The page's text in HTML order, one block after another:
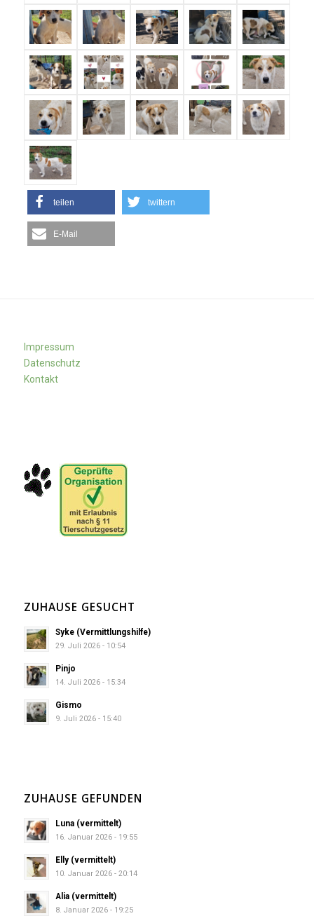
teilen twittern
E-Mail
Impressum
Datenschutz
Kontakt
ZUHAUSE GESUCHT
Syke (Vermittlungshilfe)
29. Juli 2026 - 10:54
Pinjo
14. Juli 2026 - 15:34
Gismo
9. Juli 2026 - 15:40
ZUHAUSE GEFUNDEN
Luna (vermittelt)
16. Januar 2026 - 19:55
Elly (vermittelt)
10. Januar 2026 - 20:14
Alia (vermittelt)
8. Januar 2026 - 19:25